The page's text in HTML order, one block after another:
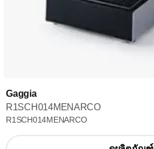
Gaggia
R1SCH014MENARCO
R1SCH014MENARCO